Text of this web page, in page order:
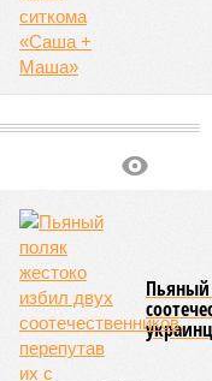
продолжительности
Княжество Монако. В
учётом богатства и
клочка суши. Но
большинство
85 с копейками.
Далее следуют
Средняя
года, от лидеров
Владимир Путин
эта цифра выросла
года. Как это будет
Эта железная